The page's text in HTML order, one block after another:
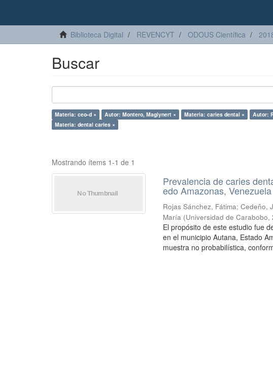
Biblioteca Digital REVENCYT ODOUS Científica
Buscar
Materia: ceo-d × Autor: Montero, Maglynert × Materia: caries dental × Autor:
Materia: dental caries ×
Mostrando ítems 1-1 de 1
Prevalencia de caries
edo Amazonas, Venezuela
Rojas Sánchez, Fátima;Cedeño,
María (Universidad de Carabobo,
El propósito de este estudio fue
en el municipio Autana, Estado
muestra no probabilística,